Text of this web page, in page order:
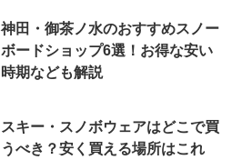
神田・御茶ノ水のおすすめスノー
ボードショップ6選！お得な安い
時期なども解説
スキー・スノボウェアはどこで買
うべき？安く買える場所はこれ